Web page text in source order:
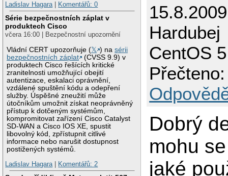
Ladislav Hagara| Komentářů: 0
Série bezpečnostních záplat v
produktech Cisco
včera 16:00 | Bezpečnostní upozornění
Vládní CERT upozorňuje (𝕏 ) nasérii
bezpečnostních záplat
(CVSS 9.9) v
produktech Cisco řešících kritické
zranitelnosti umožňující obejití
autentizace, eskalaci oprávnění,
vzdálené spuštění kódu a odepření
služby. Úspěšné zneužití může
útočníkům umožnit získat neoprávněný
přístup k dotčeným systémům,
kompromitovat zařízení Cisco Catalyst
SD-WAN a Cisco IOS XE, spustit
libovolný kód, zpřístupnit citlivé
informace nebo narušit dostupnost
postižených systémů.
Ladislav Hagara| Komentářů: 2
Hardubej
CentOS
Dobrý
mohu
jaké